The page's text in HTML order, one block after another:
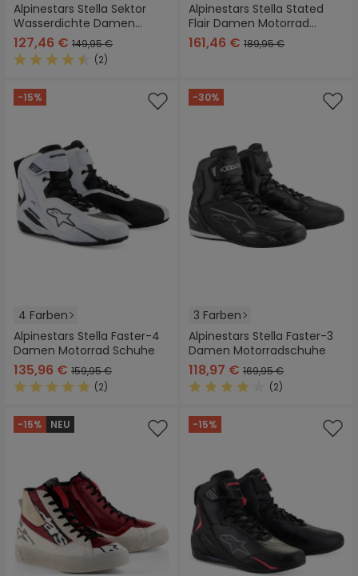
Alpinestars Stella Sektor
Wasserdichte Damen
Motorradschuhe
127,46 € 149,95 €
(2)
Alpinestars Stella Stated
Flair Damen Motorrad
Schuhe
161,46 € 189,95 €
-15%
4 Farben
Alpinestars Stella Faster-4
Damen Motorrad Schuhe
135,96 € 159,95 €
(2)
-30%
3 Farben
Alpinestars Stella Faster-3
Damen Motorradschuhe
118,97 € 169,95 €
(2)
-15% NEU -15%